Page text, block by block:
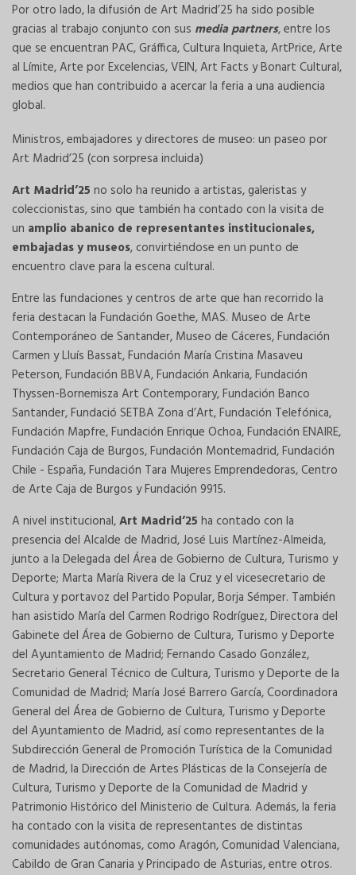
Por otro lado, la difusión de Art Madrid’25 ha sido posible
gracias al trabajo conjunto con sus media partners, entre los
que se encuentran PAC, Gráffica, Cultura Inquieta, ArtPrice, Arte
al Límite, Arte por Excelencias, VEIN, Art Facts y Bonart Cultural,
medios que han contribuido a acercar la feria a una audiencia
global.
Ministros, embajadores y directores de museo: un paseo por
Art Madrid’25 (con sorpresa incluida)
Art Madrid’25 no solo ha reunido a artistas, galeristas y
coleccionistas, sino que también ha contado con la visita de
un amplio abanico de representantes institucionales,
embajadas y museos, convirtiéndose en un punto de
encuentro clave para la escena cultural.
Entre las fundaciones y centros de arte que han recorrido la
feria destacan la Fundación Goethe, MAS. Museo de Arte
Contemporáneo de Santander, Museo de Cáceres, Fundación
Carmen y Lluís Bassat, Fundación María Cristina Masaveu
Peterson, Fundación BBVA, Fundación Ankaria, Fundación
Thyssen-Bornemisza Art Contemporary, Fundación Banco
Santander, Fundació SETBA Zona d’Art, Fundación Telefónica,
Fundación Mapfre, Fundación Enrique Ochoa, Fundación ENAIRE,
Fundación Caja de Burgos, Fundación Montemadrid, Fundación
Chile - España, Fundación Tara Mujeres Emprendedoras, Centro
de Arte Caja de Burgos y Fundación 9915.
A nivel institucional,Art Madrid’25 ha contado con la
presencia del Alcalde de Madrid, José Luis Martínez-Almeida,
junto a la Delegada del Área de Gobierno de Cultura, Turismo y
Deporte; Marta María Rivera de la Cruz y el vicesecretario de
Cultura y portavoz del Partido Popular, Borja Sémper. También
han asistido María del Carmen Rodrigo Rodríguez, Directora del
Gabinete del Área de Gobierno de Cultura, Turismo y Deporte
del Ayuntamiento de Madrid; Fernando Casado González,
Secretario General Técnico de Cultura, Turismo y Deporte de la
Comunidad de Madrid; María José Barrero García, Coordinadora
General del Área de Gobierno de Cultura, Turismo y Deporte
del Ayuntamiento de Madrid, así como representantes de la
Subdirección General de Promoción Turística de la Comunidad
de Madrid, la Dirección de Artes Plásticas de la Consejería de
Cultura, Turismo y Deporte de la Comunidad de Madrid y
Patrimonio Histórico del Ministerio de Cultura. Además, la feria
ha contado con la visita de representantes de distintas
comunidades autónomas, como Aragón, Comunidad Valenciana,
Cabildo de Gran Canaria y Principado de Asturias, entre otros.